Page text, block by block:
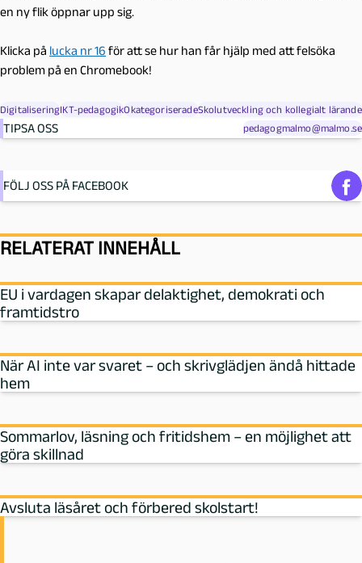
en ny flik öppnar upp sig.
Klicka på lucka nr 16 för att se hur han får hjälp med att felsöka
problem på en Chromebook!
DigitaliseringIKT-pedagogikOkategoriseradeSkolutveckling och kollegialt lärande
TIPSA OSS pedagogmalmo@malmo.se
FÖLJ OSS PÅ FACEBOOK
RELATERAT INNEHÅLL
EU i vardagen skapar delaktighet, demokrati och
framtidstro
När AI inte var svaret – och skrivglädjen ändå hittade
hem
Sommarlov, läsning och fritidshem – en möjlighet att
göra skillnad
Avsluta läsåret och förbered skolstart!